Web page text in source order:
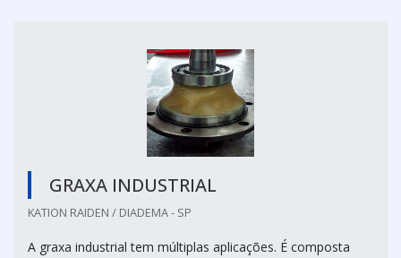
GRAXA INDUSTRIAL
KATION RAIDEN / DIADEMA - SP
A graxa industrial tem múltiplas aplicações. É composta